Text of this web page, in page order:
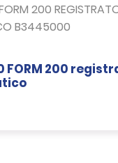
FORM 200